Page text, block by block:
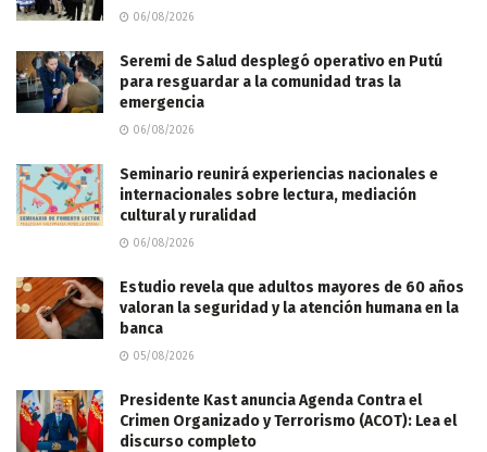
06/08/2026
Seremi de Salud desplegó operativo en Putú
para resguardar a la comunidad tras la
emergencia
06/08/2026
Seminario reunirá experiencias nacionales e
internacionales sobre lectura, mediación
cultural y ruralidad
06/08/2026
Estudio revela que adultos mayores de 60 años
valoran la seguridad y la atención humana en la
banca
05/08/2026
Presidente Kast anuncia Agenda Contra el
Crimen Organizado y Terrorismo (ACOT): Lea el
discurso completo